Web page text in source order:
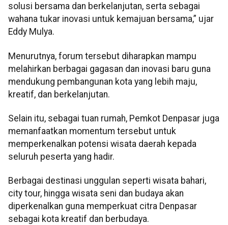
solusi bersama dan berkelanjutan, serta sebagai
wahana tukar inovasi untuk kemajuan bersama,” ujar
Eddy Mulya.
Menurutnya, forum tersebut diharapkan mampu
melahirkan berbagai gagasan dan inovasi baru guna
mendukung pembangunan kota yang lebih maju,
kreatif, dan berkelanjutan.
Selain itu, sebagai tuan rumah, Pemkot Denpasar juga
memanfaatkan momentum tersebut untuk
memperkenalkan potensi wisata daerah kepada
seluruh peserta yang hadir.
Berbagai destinasi unggulan seperti wisata bahari,
city tour, hingga wisata seni dan budaya akan
diperkenalkan guna memperkuat citra Denpasar
sebagai kota kreatif dan berbudaya.